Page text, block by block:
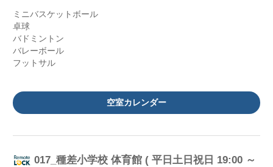
ミニバスケットボール
卓球
バドミントン
バレーボール
フットサル
空室カレンダー
017_種差小学校 体育館 ( 平日土日祝日 19:00 ～